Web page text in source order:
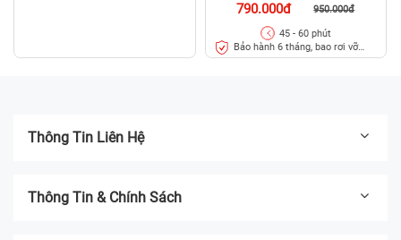
kính
790.000đ 950.000đ
45 - 60 phút
Bảo hành 6 tháng, bao rơi vỡ
kính
Thông Tin Liên Hệ
Thông Tin & Chính Sách